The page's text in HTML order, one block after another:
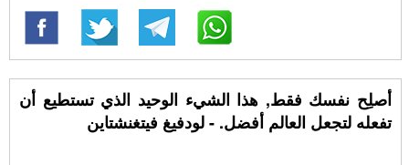
أصلِح نفسك فقط, هذا الشيء الوحيد الذي تستطيع أن
تفعله لتجعل العالم أفضل. - لودفيغ فيتغنشتاين